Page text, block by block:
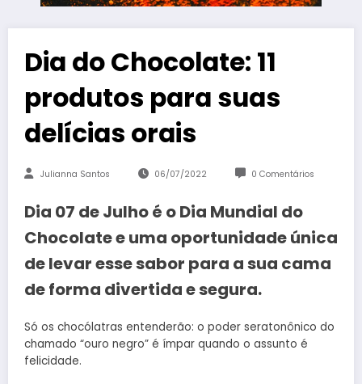
Dia do Chocolate: 11
produtos para suas
delícias orais
Julianna Santos 06/07/2022 0 Comentários
Dia 07 de Julho é o Dia Mundial do
Chocolate e uma oportunidade única
de levar esse sabor para a sua cama
de forma divertida e segura.
Só os chocólatras entenderão: o poder seratonônico do
chamado “ouro negro” é ímpar quando o assunto é
felicidade.